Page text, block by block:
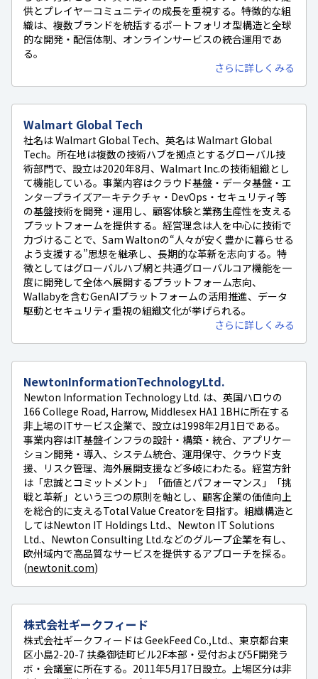
供とプレイヤーコミュニティの成長を重視する。特徴的な組
織は、複数ブランドを統括するポートフォリオ型構造と全球
的な開発・配信体制、オンラインサービスの統合運用であ
る。
さらに詳しくみる
Walmart Global Tech
社名は Walmart Global Tech、英名は Walmart Global
Tech。所在地は複数の技術ハブを拠点とするグローバル技
術部門で、設立は2020年8月、Walmart Inc.の技術組織とし
て機能している。事業内容はクラウド基盤・データ基盤・エ
ンタープライズアーキテクチャ・DevOps・セキュリティ等
の基盤技術を開発・運用し、顧客体験と業務生産性を支える
プラットフォームを提供する。経営理念は人を中心に技術で
力づけることで、Sam Waltonの“人々が安く豊かに暮らせる
よう支援する”思想を継承し、長期的な革新を志向する。特
徴としてはグローバルハブ網と共通グローバルコア機能を一
度に開発して全体へ展開するプラットフォーム志向、
Wallabyを含むGenAIプラットフォームの活用推進、データ
駆動とセキュリティ重視の組織文化が挙げられる。
さらに詳しくみる
NewtonInformationTechnologyLtd.
Newton Information Technology Ltd. は、英国ハロウの
166 College Road, Harrow, Middlesex HA1 1BHに所在する
非上場のITサービス企業で、設立は1998年2月1日である。
事業内容はIT基盤インフラの設計・構築・統合、アプリケー
ション開発・導入、システム統合、運用保守、クラウド支
援、リスク管理、海外展開支援など多岐にわたる。経営方針
は「忠誠とコミットメント」「価値とパフォーマンス」「挑
戦と革新」という三つの原則を軸とし、顧客企業の価値向上
を総合的に支えるTotal Value Creatorを目指す。組織構造と
してはNewton IT Holdings Ltd.、Newton IT Solutions
Ltd.、Newton Consulting Ltd.などのグループ企業を有し、
欧州域内で高品質なサービスを提供するアプローチを採る。
(newtonit.com)
株式会社ギークフィード
株式会社ギークフィードは GeekFeed Co.,Ltd.、東京都台東
区小島2-20-7 扶桑御徒町ビル2F本部・受付および5F開発ラ
ボ・会議室に所在する。2011年5月17日設立。上場区分は非